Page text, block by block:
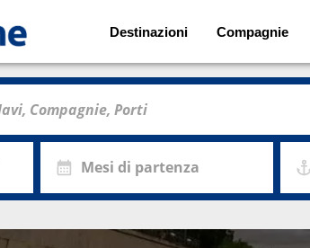
Destinazioni Compagnie
Mesi di partenza